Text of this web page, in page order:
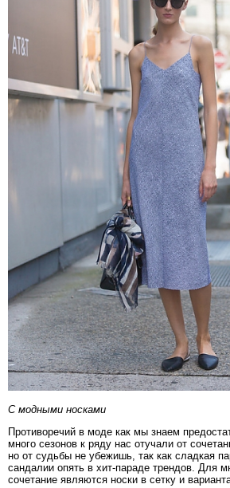
С модными носками
Противоречий в моде как мы знаем
много сезонов к ряду нас отучали от
но от судьбы не убежишь, так как сладкая
сандалии опять в хит-параде трендов. Для
сочетание являются носки в сетку и